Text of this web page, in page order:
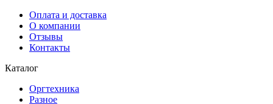
Оплата и доставка
О компании
Отзывы
Контакты
Каталог
Оргтехника
Разное